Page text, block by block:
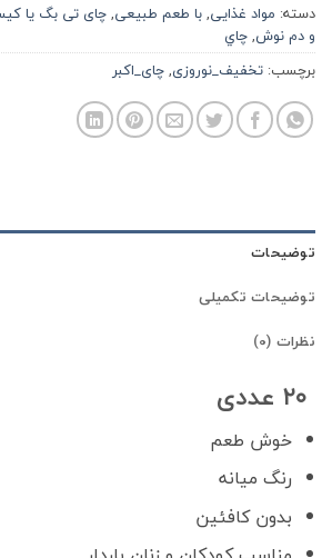
دسته: مواد غذایی,با طعم طبیعی,چای تی بگ یا
و دم نوش,چاي
برچسب: تخفیف_نوروزی,چای_اکبر
توضیحات
توضیحات تکمیلی
نظرات (0)
خوش طعم
رنگ میانه
بدون کافئین